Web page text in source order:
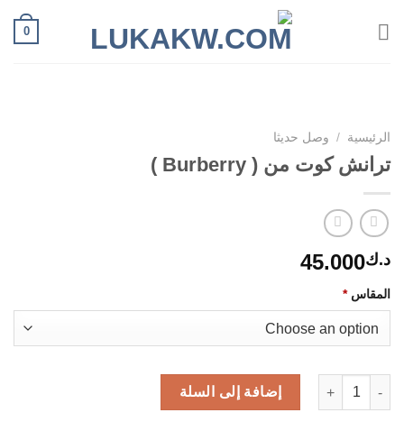
0
الرئيسية / وصل حديثا
ترانش كوت من ( Burberry )
د.ك45.000
المقاس *
كمية ترانش كوت من ( Burberry )
إضافة إلى السلة